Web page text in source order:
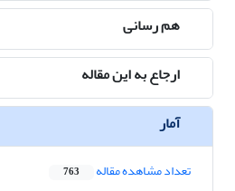
هم رسانی
ارجاع به این مقاله
آمار
تعداد مشاهده مقاله 763